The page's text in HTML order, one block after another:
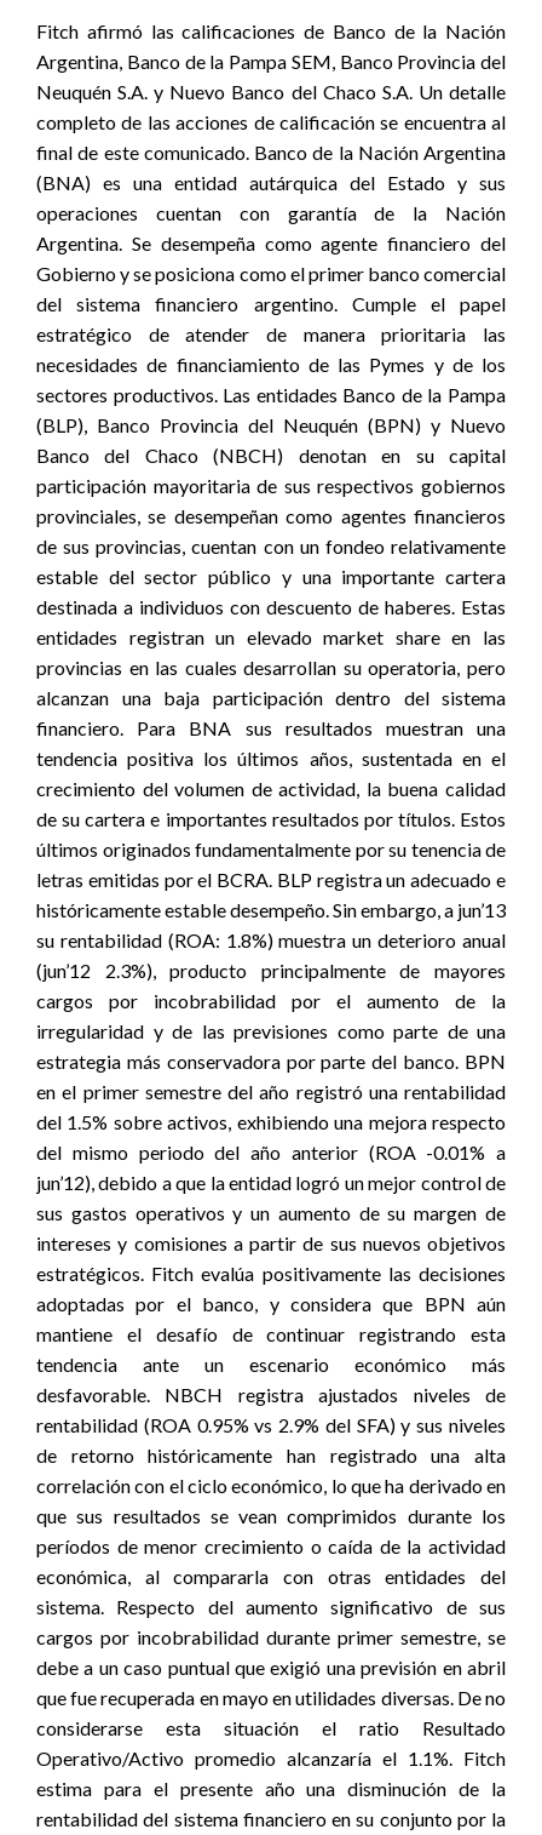
Fitch afirmó las calificaciones de Banco de la Nación
Argentina, Banco de la Pampa SEM, Banco Provincia del
Neuquén S.A. y Nuevo Banco del Chaco S.A. Un detalle
completo de las acciones de calificación se encuentra al
final de este comunicado. Banco de la Nación Argentina
(BNA) es una entidad autárquica del Estado y sus
operaciones cuentan con garantía de la Nación
Argentina. Se desempeña como agente financiero del
Gobierno y se posiciona como el primer banco comercial
del sistema financiero argentino. Cumple el papel
estratégico de atender de manera prioritaria las
necesidades de financiamiento de las Pymes y de los
sectores productivos. Las entidades Banco de la Pampa
(BLP), Banco Provincia del Neuquén (BPN) y Nuevo
Banco del Chaco (NBCH) denotan en su capital
participación mayoritaria de sus respectivos gobiernos
provinciales, se desempeñan como agentes financieros
de sus provincias, cuentan con un fondeo relativamente
estable del sector público y una importante cartera
destinada a individuos con descuento de haberes. Estas
entidades registran un elevado market share en las
provincias en las cuales desarrollan su operatoria, pero
alcanzan una baja participación dentro del sistema
financiero. Para BNA sus resultados muestran una
tendencia positiva los últimos años, sustentada en el
crecimiento del volumen de actividad, la buena calidad
de su cartera e importantes resultados por títulos. Estos
últimos originados fundamentalmente por su tenencia de
letras emitidas por el BCRA. BLP registra un adecuado e
históricamente estable desempeño. Sin embargo, a jun’13
su rentabilidad (ROA: 1.8%) muestra un deterioro anual
(jun’12 2.3%), producto principalmente de mayores
cargos por incobrabilidad por el aumento de la
irregularidad y de las previsiones como parte de una
estrategia más conservadora por parte del banco. BPN
en el primer semestre del año registró una rentabilidad
del 1.5% sobre activos, exhibiendo una mejora respecto
del mismo periodo del año anterior (ROA -0.01% a
jun’12), debido a que la entidad logró un mejor control de
sus gastos operativos y un aumento de su margen de
intereses y comisiones a partir de sus nuevos objetivos
estratégicos. Fitch evalúa positivamente las decisiones
adoptadas por el banco, y considera que BPN aún
mantiene el desafío de continuar registrando esta
tendencia ante un escenario económico más
desfavorable. NBCH registra ajustados niveles de
rentabilidad (ROA 0.95% vs 2.9% del SFA) y sus niveles
de retorno históricamente han registrado una alta
correlación con el ciclo económico, lo que ha derivado en
que sus resultados se vean comprimidos durante los
períodos de menor crecimiento o caída de la actividad
económica, al compararla con otras entidades del
sistema. Respecto del aumento significativo de sus
cargos por incobrabilidad durante primer semestre, se
debe a un caso puntual que exigió una previsión en abril
que fue recuperada en mayo en utilidades diversas. De no
considerarse esta situación el ratio Resultado
Operativo/Activo promedio alcanzaría el 1.1%. Fitch
estima para el presente año una disminución de la
rentabilidad del sistema financiero en su conjunto por la